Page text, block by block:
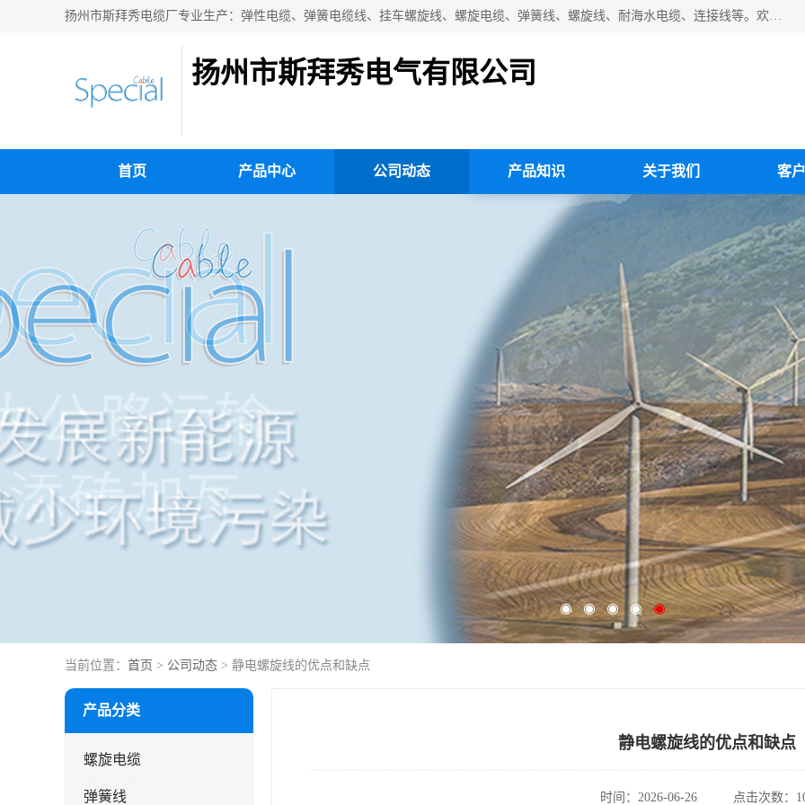
扬州市斯拜秀电缆厂专业生产：弹性电缆、弹簧电缆线、挂车螺旋线、螺旋电缆、弹簧线、螺旋线、耐海水电缆、连接线等。欢迎来电咨询！
扬州市斯拜秀电气有限公司
首页 产品中心 公司动态 产品知识 关于我们 客
当前位置： 首页 > 公司动态 > 静电螺旋线的优点和缺点
产品分类
螺旋电缆
弹簧线
静电螺旋线的优点和缺点
时间：2026-06-26 点击次数：